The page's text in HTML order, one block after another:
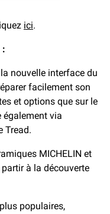
ici.
:
nouvelle interface du
facilement son
et options que sur le
également via
Tread.
MICHELIN et
à la découverte
populaires,